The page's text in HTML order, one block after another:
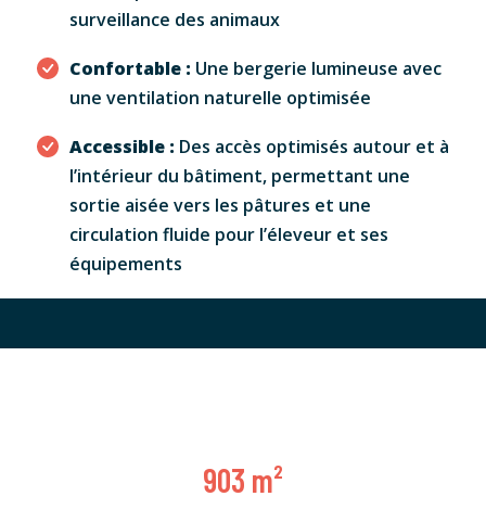
surveillance des animaux
Confortable : Une bergerie lumineuse avec
une ventilation naturelle optimisée
Accessible : Des accès optimisés autour et à
l’intérieur du bâtiment, permettant une
sortie aisée vers les pâtures et une
circulation fluide pour l’éleveur et ses
équipements
903 m²